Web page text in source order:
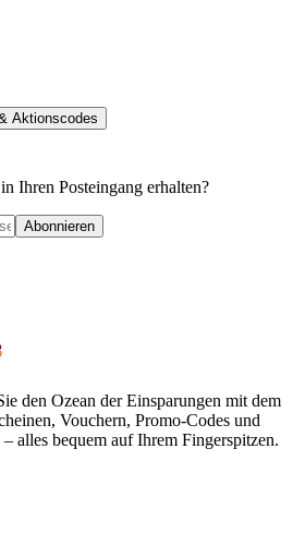
Aktionscodes
Ihren Posteingang erhalten?
Abonnieren
den Ozean der Einsparungen mit dem
Vouchern, Promo-Codes und
alles bequem auf Ihrem Fingerspitzen.